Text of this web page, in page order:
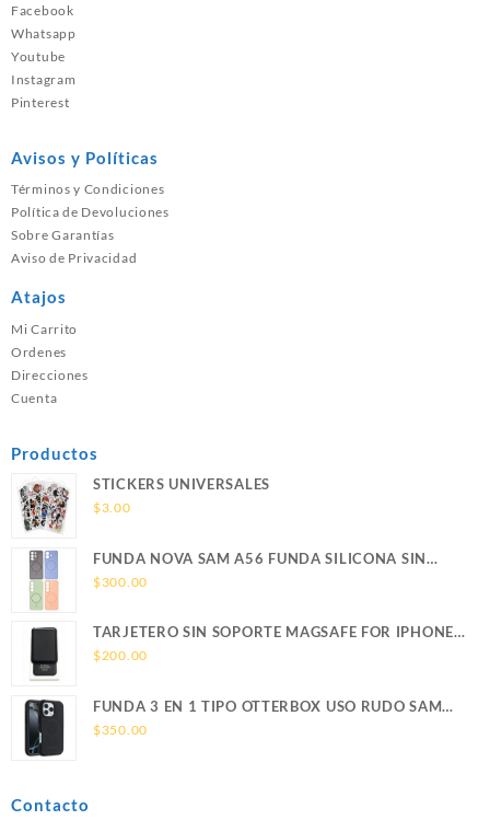
Facebook
Whatsapp
Youtube
Instagram
Pinterest
Avisos y Políticas
Términos y Condiciones
Política de Devoluciones
Sobre Garantías
Aviso de Privacidad
Atajos
Mi Carrito
Ordenes
Direcciones
Cuenta
Productos
STICKERS UNIVERSALES
$3.00
FUNDA NOVA SAM A56 FUNDA SILICONA SIN
SOPORTE MAGNETICO SAMSUNG
$300.00
TARJETERO SIN SOPORTE MAGSAFE FOR IPHONE
LEATHER WALLET MAGSAFE
$200.00
FUNDA 3 EN 1 TIPO OTTERBOX USO RUDO SAM
S26 ULTRA SAMSUNG S26 ULTRA
$350.00
Contacto